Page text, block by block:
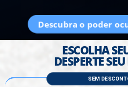
Descubra o poder
ESCOLHA
DESPERTE
SEM